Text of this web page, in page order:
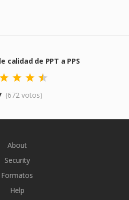
calidad de PPT a PPS
(672 votos)
About
Security
Formatos
Help